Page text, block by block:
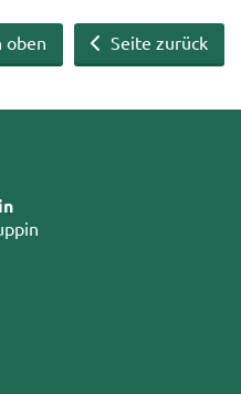
Seite zurück
oben